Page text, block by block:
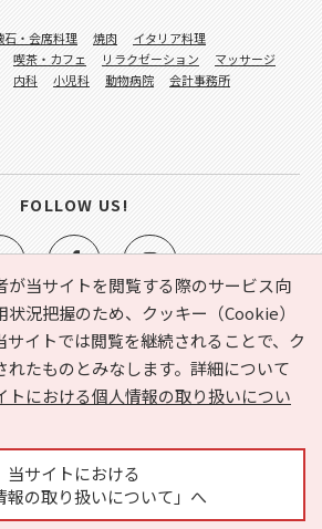
が当サイトを閲覧する際のサービス向
状況把握のため、クッキー（Cookie）
サイトでは閲覧を継続されることで、ク
れたものとみなします。詳細について
トにおける個人情報の取り扱いについ
当サイトにおける
報の取り扱いについて」へ
）とは？ お気に入り
ヘルプ
報の取り扱いについて
運営会社
広告掲載に関するお問い合わせ
石・会席料理 焼肉
イタリア料理
喫茶・カフェ リラクゼーション
マッサージ
内科 小児科 動物病院
会計事務所
FOLLOW US!